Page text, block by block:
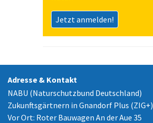
Jetzt anmelden!
Adresse & Kontakt
NABU (Naturschutzbund Deutschland)
Zukunftsgärtnern in Gnandorf Plus (ZIG+)
Vor Ort: Roter Bauwagen An der Aue 35